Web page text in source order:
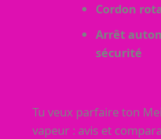
Cordon
Arrêt
sécurité
Tu veux parfaire ton
vapeur : avis et